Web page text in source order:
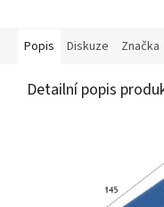
Popis
Diskuze Značka
Detailní popis